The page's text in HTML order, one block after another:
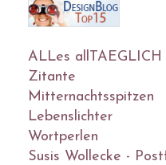
ALLes allTAEGLICH
Zitante
Mitternachtsspitzen
Lebenslichter
Wortperlen
Susis Wollecke -